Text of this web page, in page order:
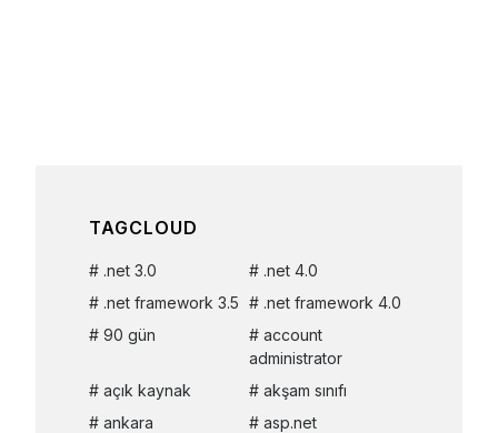
TAGCLOUD
.net 3.0
.net 4.0
.net framework 3.5
.net framework 4.0
90 gün
account
administrator
açık kaynak
akşam sınıfı
ankara
asp.net